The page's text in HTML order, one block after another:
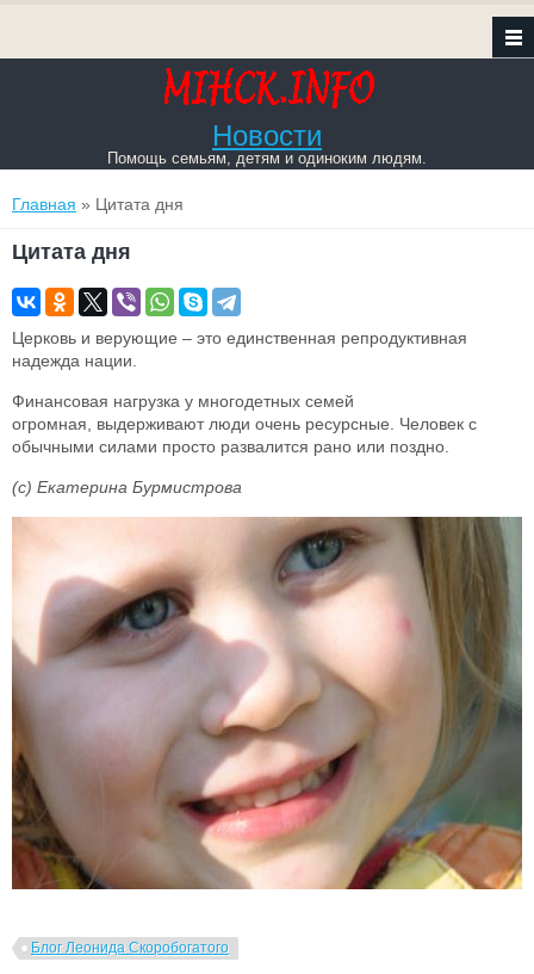
Новости
Помощь семьям, детям и одиноким людям.
Вы здесь
Главная » Цитата дня
Цитата дня
Церковь и верующие – это единственная репродуктивная
надежда нации.
Финансовая нагрузка у многодетных семей
огромная, выдерживают люди очень ресурсные. Человек с
обычными силами просто развалится рано или поздно.
(c) Екатерина Бурмистрова
Блог Леонида Скоробогатого